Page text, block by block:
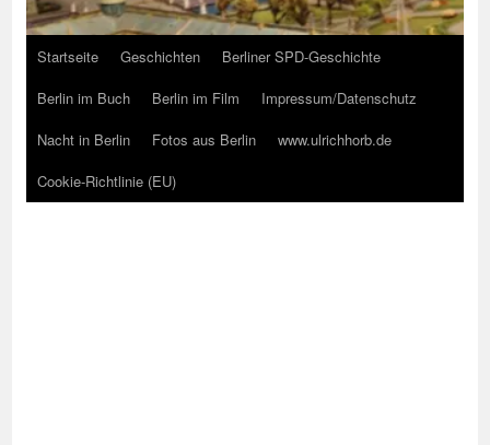
Startseite Geschichten
Berliner SPD-Geschichte
Berlin im Buch
Berlin im Film
Impressum/Datenschutz
Nacht in Berlin
Fotos aus Berlin
www.ulrichhorb.de
Cookie-Richtlinie (EU)